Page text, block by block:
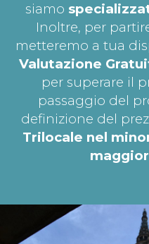
siamo
Inoltre, per
metteremo a tua
Valutazione
per superare il
passaggio del
definizione del
Trilocale nel